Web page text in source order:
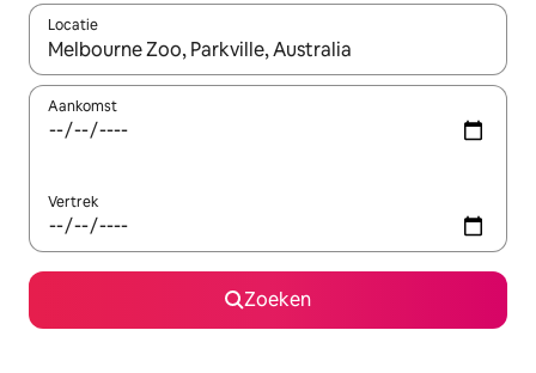
Locatie
Wanneer er resultaten beschikbaar zijn, maak je een keuze
Aankomst
Vertrek
Zoeken